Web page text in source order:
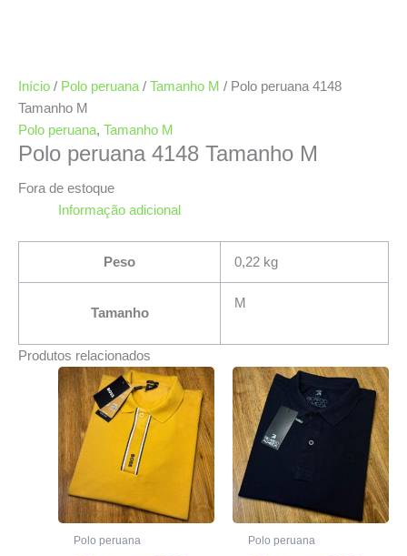
Início / Polo peruana / Tamanho M / Polo peruana 4148
Tamanho M
Polo peruana, Tamanho M
Polo peruana 4148 Tamanho M
Fora de estoque
Informação adicional
Peso 0,22 kg
Tamanho
M
Produtos relacionados
Polo peruana Polo peruana